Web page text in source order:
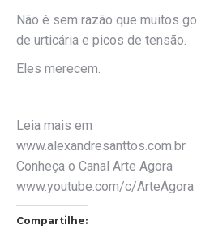
Não é sem razão que muitos
de urticária e picos de tensão.
Eles merecem.
Leia mais em
www.alexandresanttos.com.br
Conheça o Canal Arte Agora
www.youtube.com/c/ArteAgora
Compartilhe: